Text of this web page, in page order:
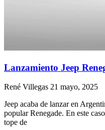
Lanzamiento Jeep
René Villegas 21 mayo, 2025
Jeep acaba de lanzar en
popular Renegade. En este
tope de